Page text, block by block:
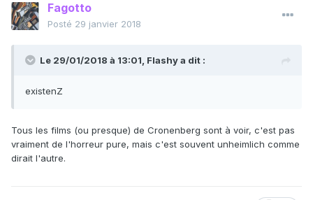
Fagotto
Posté 29 janvier 2018
Le 29/01/2018 à 13:01, Flashya dit :
existenZ
Tous les films (ou presque) de Cronenberg sont à voir, c'est pas
vraiment de l'horreur pure, mais c'est souvent unheimlich comme
dirait l'autre.